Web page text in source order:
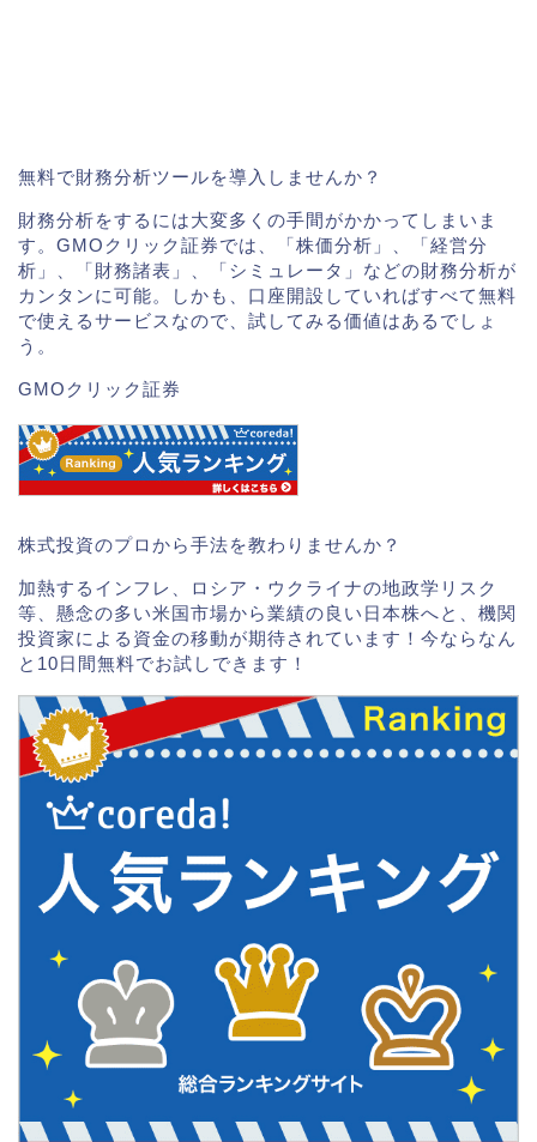
無料で財務分析ツールを導入しませんか？
財務分析をするには大変多くの手間がかかってしまいま
す。GMOクリック証券では、「株価分析」、「経営分
析」、「財務諸表」、「シミュレータ」などの財務分析が
カンタンに可能。しかも、口座開設していればすべて無料
で使えるサービスなので、試してみる価値はあるでしょ
う。
GMOクリック証券
株式投資のプロから手法を教わりませんか？
加熱するインフレ、ロシア・ウクライナの地政学リスク
等、懸念の多い米国市場から業績の良い日本株へと、機関
投資家による資金の移動が期待されています！今ならなん
と10日間無料でお試しできます！